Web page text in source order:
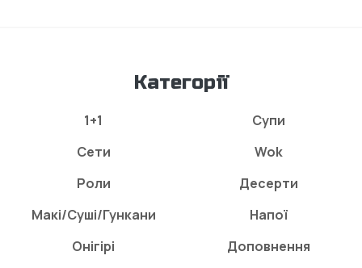
Категорії
1+1
Сети
Роли
Макі/Суші/Гункани
Онігірі
Супи
Wok
Десерти
Напої
Доповнення